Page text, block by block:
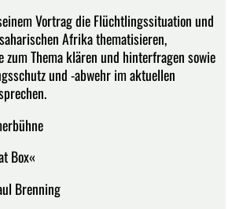
Vortrag die Flüchtlingssituation und
Afrika thematisieren,
Thema klären und hinterfragen sowie
und -abwehr im aktuellen
Box«
Brenning